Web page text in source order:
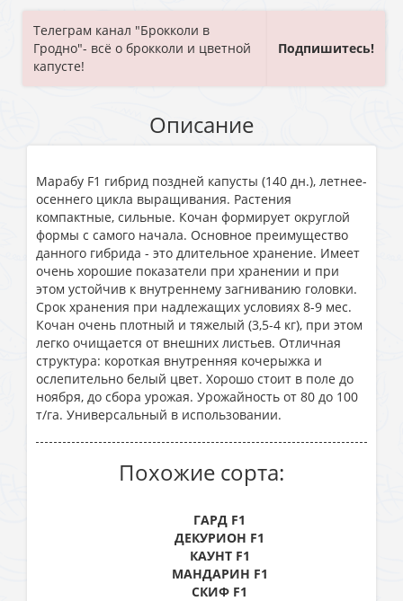
Телеграм канал "Брокколи в
Гродно"- всё о брокколи и цветной
капусте!
Подпишитесь!
Описание
Марабу F1 гибрид поздней капусты (140 дн.), летнее-
осеннего цикла выращивания. Растения
компактные, сильные. Кочан формирует округлой
формы с самого начала. Основное преимущество
данного гибрида - это длительное хранение. Имеет
очень хорошие показатели при хранении и при
этом устойчив к внутреннему загниванию головки.
Срок хранения при надлежащих условиях 8-9 мес.
Кочан очень плотный и тяжелый (3,5-4 кг), при этом
легко очищается от внешних листьев. Отличная
структура: короткая внутренняя кочерыжка и
ослепительно белый цвет. Хорошо стоит в поле до
ноября, до сбора урожая. Урожайность от 80 до 100
т/га. Универсальный в использовании.
Похожие сорта:
ГАРД F1
ДЕКУРИОН F1
КАУНТ F1
МАНДАРИН F1
СКИФ F1